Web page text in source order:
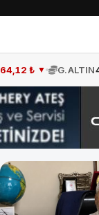
64,12 ₺ ▼ G.ALTIN